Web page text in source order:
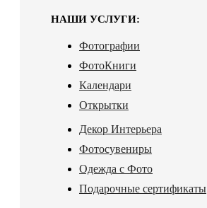
НАШИ УСЛУГИ:
Фотографии
ФотоКниги
Календари
Открытки
Декор Интерьера
Фотосувениры
Одежда с Фото
Подарочные сертификаты